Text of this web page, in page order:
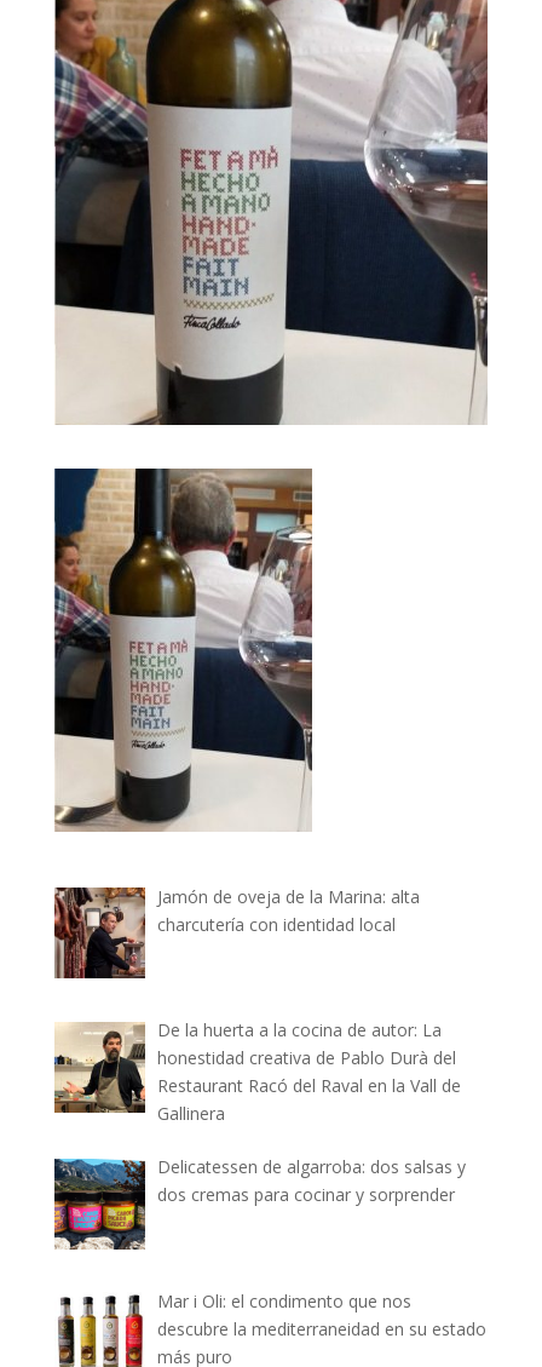
Jamón de oveja de la Marina: alta
charcutería con identidad local
De la huerta a la cocina de autor: La
honestidad creativa de Pablo Durà del
Restaurant Racó del Raval en la Vall de
Gallinera
Delicatessen de algarroba: dos salsas y
dos cremas para cocinar y sorprender
Mar i Oli: el condimento que nos
descubre la mediterraneidad en su estado
más puro